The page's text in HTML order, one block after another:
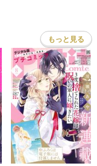
もっと見る